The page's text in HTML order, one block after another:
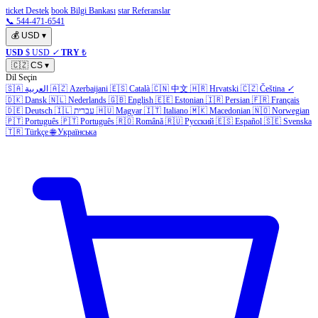
ticket Destek book Bilgi Bankası star Referanslar
📞 544-471-6541
💰 USD ▾
USD $ USD ✓ TRY ₺
🇨🇿 CS ▾
Dil Seçin
🇸🇦 العربية 🇦🇿 Azerbaijani 🇪🇸 Català 🇨🇳 中文 🇭🇷 Hrvatski 🇨🇿 Čeština ✓
🇩🇰 Dansk 🇳🇱 Nederlands 🇬🇧 English 🇪🇪 Estonian 🇮🇷 Persian 🇫🇷 Français
🇩🇪 Deutsch 🇮🇱 עברית 🇭🇺 Magyar 🇮🇹 Italiano 🇲🇰 Macedonian 🇳🇴 Norwegian
🇵🇹 Português 🇵🇹 Português 🇷🇴 Română 🇷🇺 Русский 🇪🇸 Español 🇸🇪 Svenska
🇹🇷 Türkçe 🌐 Українська